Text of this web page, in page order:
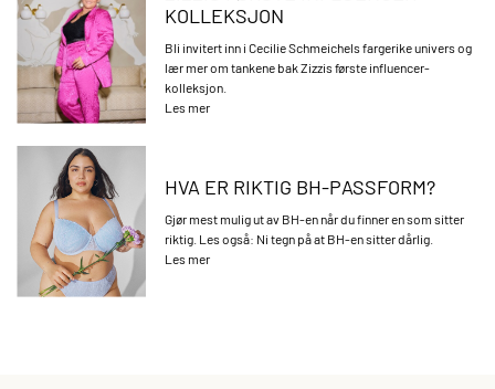
KOLLEKSJON
Bli invitert inn i Cecilie Schmeichels fargerike univers og
lær mer om tankene bak Zizzis første influencer-
kolleksjon.
Les mer
HVA ER RIKTIG BH-PASSFORM?
Gjør mest mulig ut av BH-en når du finner en som sitter
riktig. Les også: Ni tegn på at BH-en sitter dårlig.
Les mer